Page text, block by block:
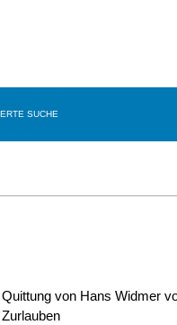
SUCHE
Quittung von Hans Widmer
Zurlauben